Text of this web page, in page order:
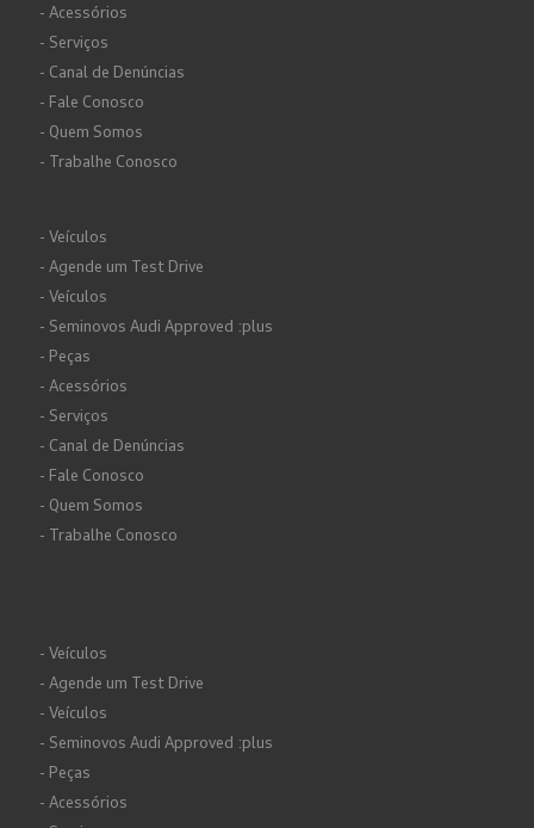
- Acessórios
- Serviços
- Canal de Denúncias
- Fale Conosco
- Quem Somos
- Trabalhe Conosco
- Veículos
- Agende um Test Drive
- Veículos
- Seminovos Audi Approved :plus
- Peças
- Acessórios
- Serviços
- Canal de Denúncias
- Fale Conosco
- Quem Somos
- Trabalhe Conosco
- Veículos
- Agende um Test Drive
- Veículos
- Seminovos Audi Approved :plus
- Peças
- Acessórios